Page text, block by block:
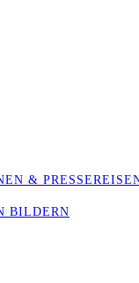
&
BILDERN